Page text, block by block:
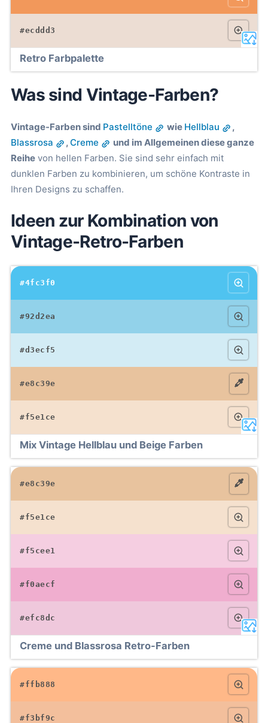
#ecddd3
Retro Farbpalette
Was sind Vintage-Farben?
Vintage-Farben sind Pastelltöne wie Hellblau
,
Blassrosa
,Creme
und im Allgemeinen diese ganze
Reihe von hellen Farben. Sie sind sehr einfach mit
dunklen Farben zu kombinieren, um schöne Kontraste in
Ihren Designs zu schaffen.
Ideen zur Kombination von
Vintage-Retro-Farben
#4fc3f0
#92d2ea
#d3ecf5
#e8c39e
#f5e1ce
Mix Vintage Hellblau und Beige Farben
#e8c39e
#f5e1ce
#f5cee1
#f0aecf
#efc8dc
Creme und Blassrosa Retro-Farben
#ffb888
#f3bf9c